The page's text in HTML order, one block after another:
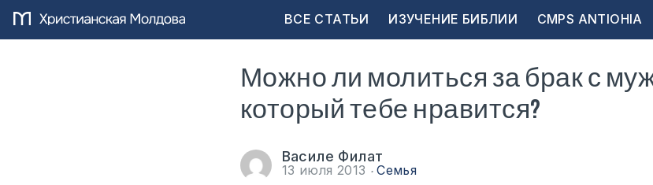
ВСЕ СТАТЬИ ИЗУЧЕНИЕ БИБЛИИ CMPS ANTIOHIA
Можно ли молиться за брак с
который тебе нравится?
Василе Филат
13 июля 2013 Семья